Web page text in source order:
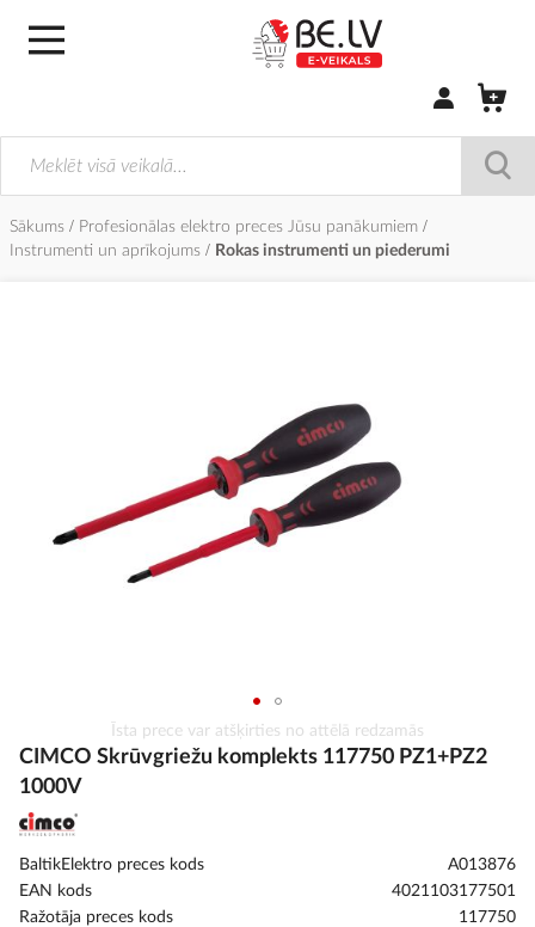
Pierakstīties/
Sākums
Profesionālas elektro preces Jūsu panākumiem
Instrumenti un aprīkojums
Rokas instrumenti un piederumi
uz
galerijas
Īsta prece var atšķirties no attēlā redzamās
CIMCO Skrūvgriežu komplekts 117750 PZ1+PZ2
1000V
BaltikElektro preces kods
A013876
EAN kods
4021103177501
Ražotāja preces kods
117750